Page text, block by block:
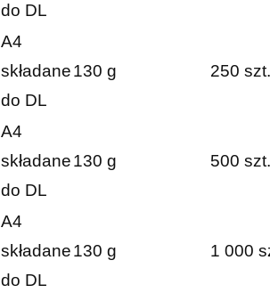
do DL
A4
składane
do DL
130 g 250 szt.
A4
składane
do DL
130 g 500 szt.
A4
składane
do DL
130 g 1 000